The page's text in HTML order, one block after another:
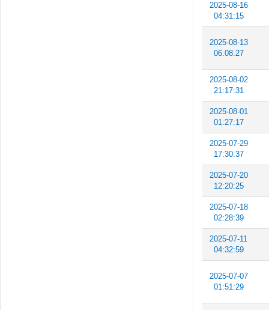
2025-08-16
04:31:15
2025-08-13
06:08:27
2025-08-02
21:17:31
2025-08-01
01:27:17
2025-07-29
17:30:37
2025-07-20
12:20:25
2025-07-18
02:28:39
2025-07-11
04:32:59
2025-07-07
01:51:29